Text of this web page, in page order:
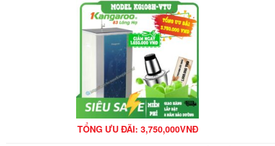
TỔNG ƯU ĐÃI: 3,750,000VNĐ